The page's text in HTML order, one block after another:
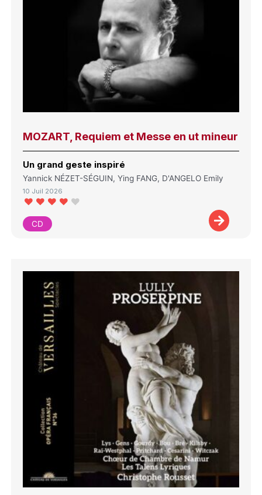
MOZART, Requiem et Messe en ut mineur
Un grand geste inspiré
Yannick NÉZET-SÉGUIN, Ying FANG, D'ANGELO Emily
10 Juil 2026
CD